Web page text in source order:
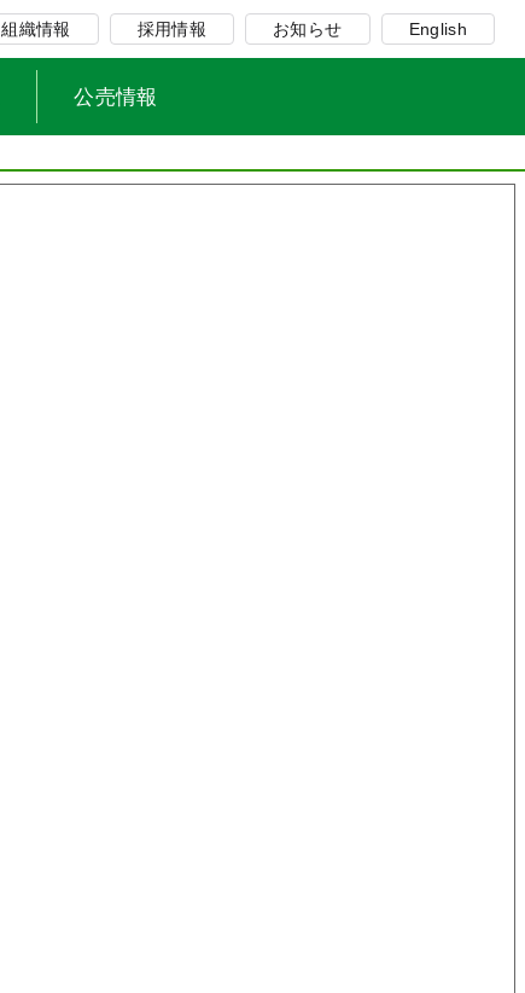
組織情報 採用情報 お知らせ English
公売情報